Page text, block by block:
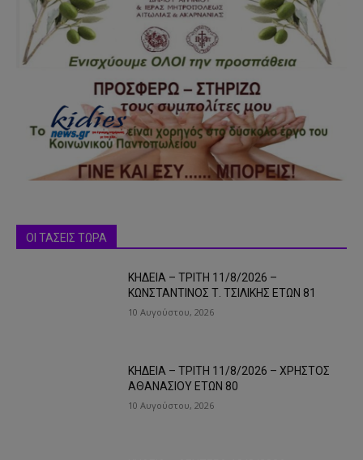
ΟΙ ΤΑΣΕΙΣ ΤΩΡΑ
ΚΗΔΕΙΑ – ΤΡΙΤΗ 11/8/2026 –
ΚΩΝΣΤΑΝΤΙΝΟΣ Τ. ΤΣΙΛΙΚΗΣ ΕΤΩΝ 81
10 Αυγούστου, 2026
ΚΗΔΕΙΑ – ΤΡΙΤΗ 11/8/2026 – ΧΡΗΣΤΟΣ
ΑΘΑΝΑΣΙΟΥ ΕΤΩΝ 80
10 Αυγούστου, 2026